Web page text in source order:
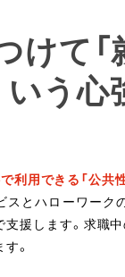
て「
いう心
利用できる「公共
とハローワーク
援します。求職
。